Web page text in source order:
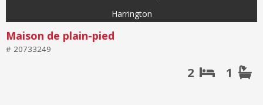
Harrington
Maison de plain-pied
# 20733249
2 1